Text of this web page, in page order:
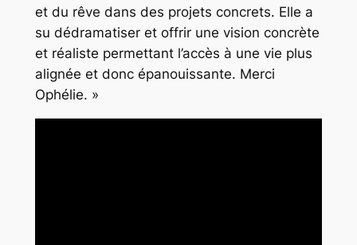
et du rêve dans des projets concrets. Elle a
su dédramatiser et offrir une vision concrète
et réaliste permettant l’accès à une vie plus
alignée et donc épanouissante. Merci
Ophélie. »